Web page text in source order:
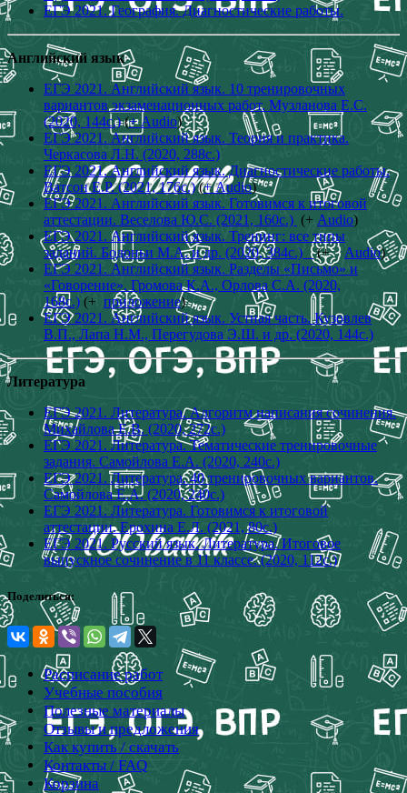
ЕГЭ 2021. География. Диагностические работы.
Английский язык
ЕГЭ 2021. Английский язык. 10 тренировочных
вариантов экзаменационных работ. Музланова Е.С.
(2020, 144с.)(+ Audio)
ЕГЭ 2021. Английский язык. Теория и практика.
Черкасова Л.Н. (2020, 288с.)
ЕГЭ 2021. Английский язык. Диагностические работы.
Ватсон Е.Р. (2021, 176с.) (+ Audio)
ЕГЭ 2021. Английский язык. Готовимся к итоговой
аттестации. Веселова Ю.С. (2021, 160с.) (+ Audio)
ЕГЭ 2021. Английский язык. Тренинг: все типы
заданий. Бодоньи М.А. и др. (2020, 384с.)(+Audio)
ЕГЭ 2021. Английский язык. Разделы «Письмо» и
«Говорение». Громова К.А., Орлова С.А. (2020,
168с.) (+ приложение)
ЕГЭ 2021. Английский язык. Устная часть. Кузовлев
В.П., Лапа Н.М., Перегудова Э.Ш. и др. (2020, 144с.)
Литература
ЕГЭ 2021. Литература. Алгоритм написания сочинения.
Михайлова Е.В. (2020, 272с.)
ЕГЭ 2021. Литература. Тематические тренировочные
задания. Самойлова Е.А. (2020, 240с.)
ЕГЭ 2021. Литература. 40 тренировочных вариантов.
Самойлова Е.А. (2020, 240с.)
ЕГЭ 2021. Литература. Готовимся к итоговой
аттестации. Ерохина Е.Л. (2021, 80с.)
ЕГЭ 2021. Русский язык. Литература. Итоговое
выпускное сочинение в 11 классе. (2020, 112с.)
Поделиться:
Расписание работ
Учебные пособия
Полезные материалы
Отзывы и предложения
Как купить / скачать
Контакты / FAQ
Корзина